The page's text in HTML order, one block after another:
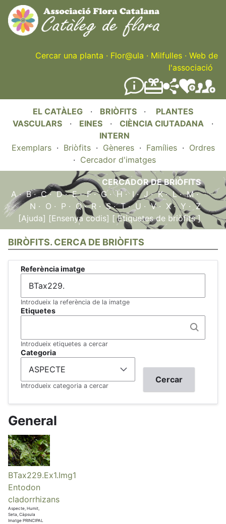
Skip
to
main
content
Cercar una planta · Flor@ula · Milfulles · Web de
l'associació
EL CATÀLEG · BRIÒFITS · PLANTES
VASCULARS · EINES · CIÈNCIA CIUTADANA ·
INTERN
Exemplars· Briòfits· Gèneres· Famílies· Ordres
· Cercador d'imatges
CERCADOR DE BRIÒFITS
A·B·C·D·E·F·G·H · I·J·K·L·M·
N · O · P · Q·R ·S·T·U ·V· X·Y ·Z
[Ajuda] [Ensenya codis] [ Etiquetes de briòfits ]
BIRÒFITS. CERCA DE BRIÒFITS
Referència imatge
Introdueix la referència de la imatge
Etiquetes
Introdueix etiquetes a cercar
Categoria
Introdueix categoria a cercar
General
BTax229.Ex1.Img1
Entodon
cladorrhizans
Aspecte, Humit,
Seta, Càpsula
Imatge PRINCIPAL